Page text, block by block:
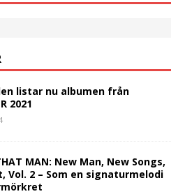
listar nu albumen från
2021
MAN: New Man, New Songs,
Vol. 2 – Som en signaturmelodi